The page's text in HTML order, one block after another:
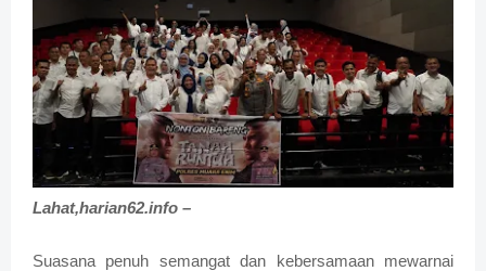
Lahat,harian62.info –
Suasana penuh semangat dan kebersamaan mewarnai